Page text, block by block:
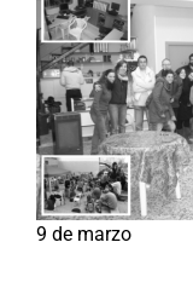
9 de marzo